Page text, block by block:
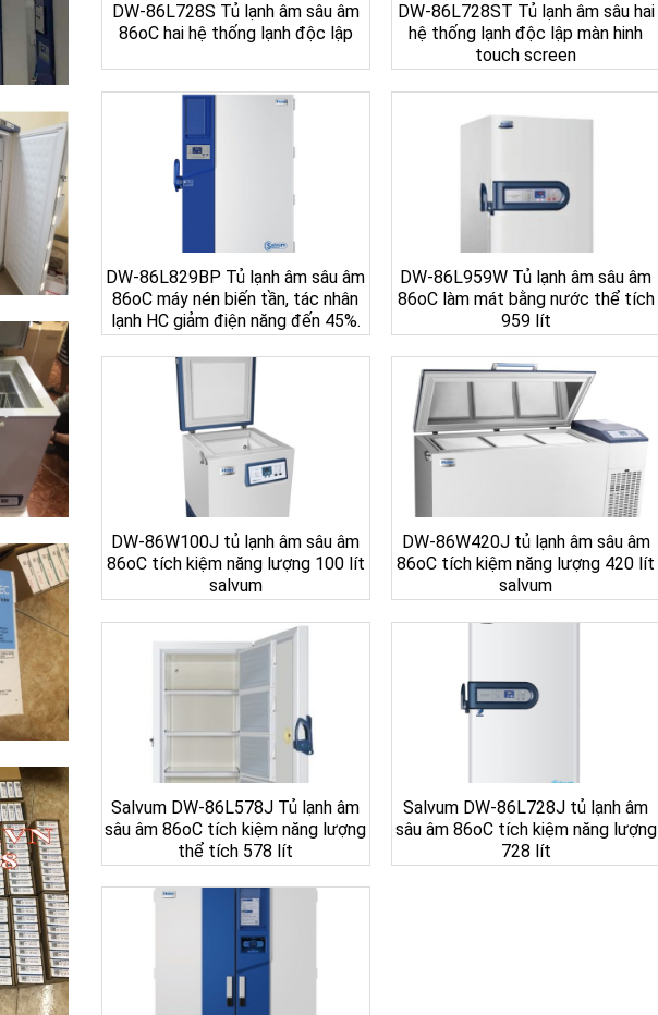
DW-86L728S Tủ lạnh âm sâu âm
86oC hai hệ thống lạnh độc lập
DW-86L728ST Tủ lạnh âm sâu hai
hệ thống lạnh độc lập màn hinh
touch screen
DW-86L829BP Tủ lạnh âm sâu âm
86oC máy nén biến tần, tác nhân
lạnh HC giảm điện năng đến 45%.
DW-86L959W Tủ lạnh âm sâu âm
86oC làm mát bằng nước thể tích
959 lít
DW-86W100J tủ lạnh âm sâu âm
86oC tích kiệm năng lượng 100 lít
salvum
DW-86W420J tủ lạnh âm sâu âm
86oC tích kiệm năng lượng 420 lít
salvum
Salvum DW-86L578J Tủ lạnh âm
sâu âm 86oC tích kiệm năng lượng
thể tích 578 lít
Salvum DW-86L728J tủ lạnh âm
sâu âm 86oC tích kiệm năng lượng
728 lít